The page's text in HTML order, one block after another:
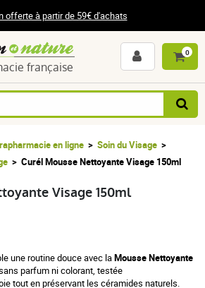
offerte à partir de 59€ d'achats
française
0
en ligne
Soin du Visage
Curél Mousse Nettoyante Visage 150ml
Visage 150ml
une routine douce avec laMousse Nettoyante
parfum ni colorant, testée
tout en préservant les céramides naturels.